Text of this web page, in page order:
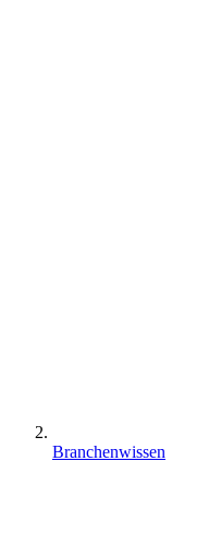
Branchenwissen